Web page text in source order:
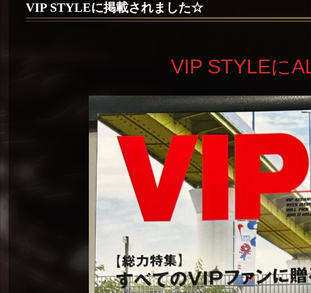
VIP STYLEに掲載されました☆
VIP STYLEに